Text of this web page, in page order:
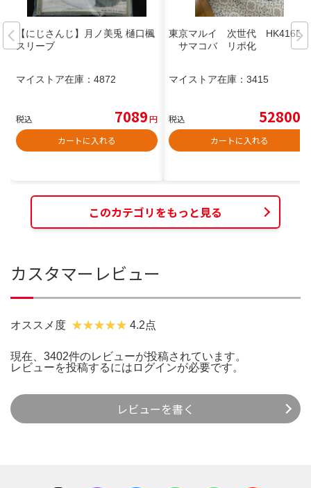
【にじさんじ】月ノ美兎 樋口楓
スリーブ
マイストア在庫： 4872
税込 7089円
カートに入れる
東京マルイ 次世代 HK416D
サマコバ リポ化
マイストア在庫： 3415
税込 52800
カートに入れる
このカテゴリをもっと見る
カスタマーレビュー
オススメ度 4.2点
現在、3402件のレビューが投稿されています。
レビューを投稿するには ログインが必要です。
レビューを書く